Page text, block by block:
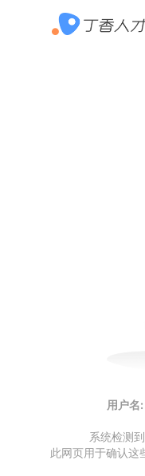
用户名
系统检测
此网页用于确认这